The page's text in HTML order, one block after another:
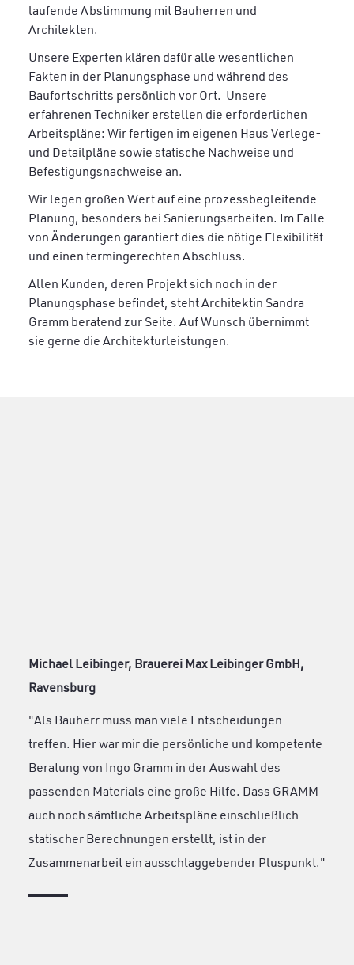
laufende Abstimmung mit Bauherren und
Architekten.
Unsere Experten klären dafür alle wesentlichen
Fakten in der Planungsphase und während des
Baufortschritts persönlich vor Ort. Unsere
erfahrenen Techniker erstellen die erforderlichen
Arbeitspläne: Wir fertigen im eigenen Haus Verlege-
und Detailpläne sowie statische Nachweise und
Befestigungsnachweise an.
Wir legen großen Wert auf eine prozessbegleitende
Planung, besonders bei Sanierungsarbeiten. Im Falle
von Änderungen garantiert dies die nötige Flexibilität
und einen termingerechten Abschluss.
Allen Kunden, deren Projekt sich noch in der
Planungsphase befindet, steht Architektin Sandra
Gramm beratend zur Seite. Auf Wunsch übernimmt
sie gerne die Architekturleistungen.
Michael Leibinger, Brauerei Max Leibinger GmbH,
Ravensburg
"Als Bauherr muss man viele Entscheidungen
treffen. Hier war mir die persönliche und kompetente
Beratung von Ingo Gramm in der Auswahl des
passenden Materials eine große Hilfe. Dass GRAMM
auch noch sämtliche Arbeitspläne einschließlich
statischer Berechnungen erstellt, ist in der
Zusammenarbeit ein ausschlaggebender Pluspunkt."